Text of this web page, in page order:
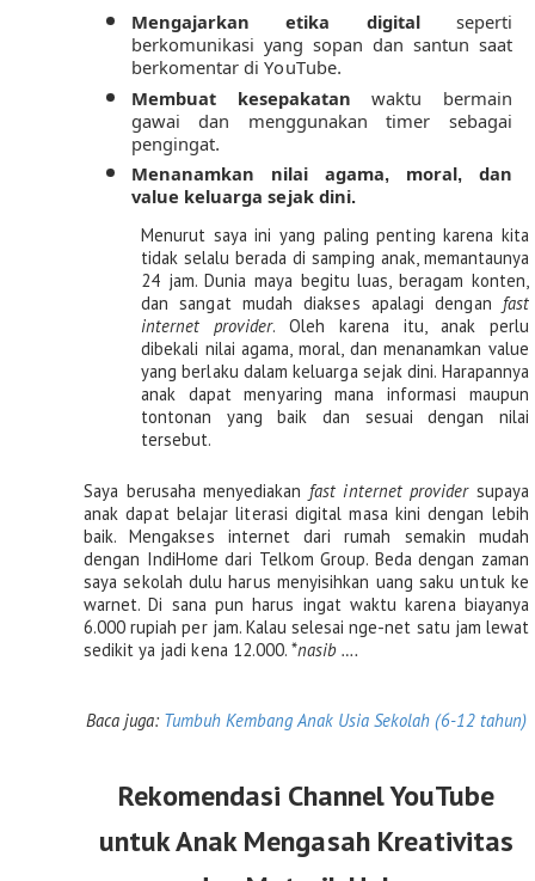
Mengajarkan etika digital seperti
berkomunikasi yang sopan dan santun saat
berkomentar di YouTube.
Membuat kesepakatan waktu bermain
gawai dan menggunakan timer sebagai
pengingat.
Menanamkan nilai agama, moral, dan
value keluarga sejak dini.
Menurut saya ini yang paling penting karena kita
tidak selalu berada di samping anak, memantaunya
24 jam. Dunia maya begitu luas, beragam konten,
dan sangat mudah diakses apalagi dengan fast
internet provider. Oleh karena itu, anak perlu
dibekali nilai agama, moral, dan menanamkan value
yang berlaku dalam keluarga sejak dini. Harapannya
anak dapat menyaring mana informasi maupun
tontonan yang baik dan sesuai dengan nilai
tersebut.
Saya berusaha menyediakan fast internet provider supaya
anak dapat belajar literasi digital masa kini dengan lebih
baik. Mengakses internet dari rumah semakin mudah
dengan IndiHome dari Telkom Group. Beda dengan zaman
saya sekolah dulu harus menyisihkan uang saku untuk ke
warnet. Di sana pun harus ingat waktu karena biayanya
6.000 rupiah per jam. Kalau selesai nge-net satu jam lewat
sedikit ya jadi kena 12.000. *nasib ….
Baca juga: Tumbuh Kembang Anak Usia Sekolah (6-12 tahun)
Rekomendasi Channel YouTube
untuk Anak Mengasah Kreativitas